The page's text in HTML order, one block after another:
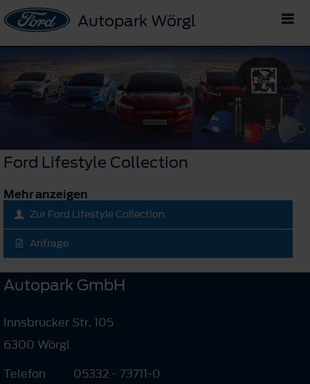
Autopark Wörgl
Ford Lifestyle Collection
Mehr anzeigen
Zur Ford Lifestyle Collection
Anfrage
Autopark GmbH
Innsbrucker Str. 105
6300 Wörgl
Telefon
05332 - 73711-0